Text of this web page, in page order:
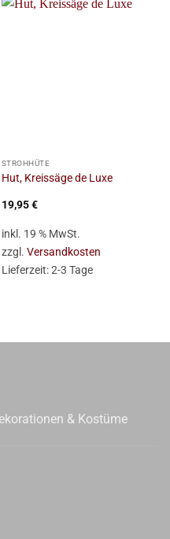
STROHHÜTE
Hut, Kreissäge de Luxe
19,95€
inkl. 19 % MwSt.
zzgl. Versandkosten
Lieferzeit:2-3 Tage
& Kostüme